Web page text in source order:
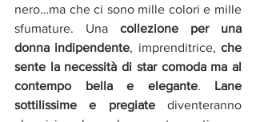
nero…ma che ci sono mille colori e mille
sfumature. Una collezione per una
donna indipendente, imprenditrice, che
sente la necessità di star comoda ma al
contempo bella e elegante. Lane
sottilissime e pregiate diventeranno